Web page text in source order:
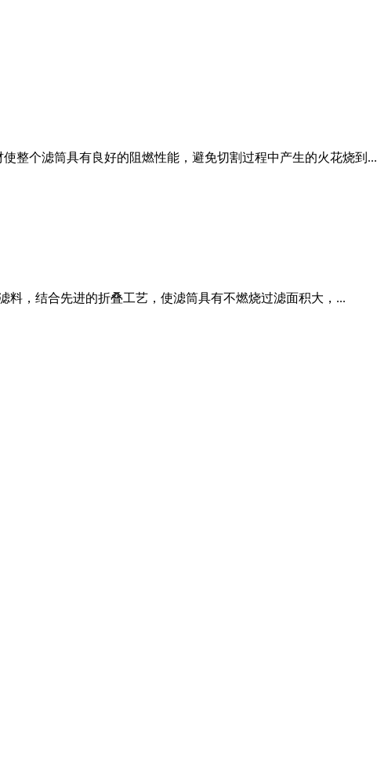
整个滤筒具有良好的阻燃性能，避免切割过程中产生的火花烧到...
，结合先进的折叠工艺，使滤筒具有不燃烧过滤面积大，...